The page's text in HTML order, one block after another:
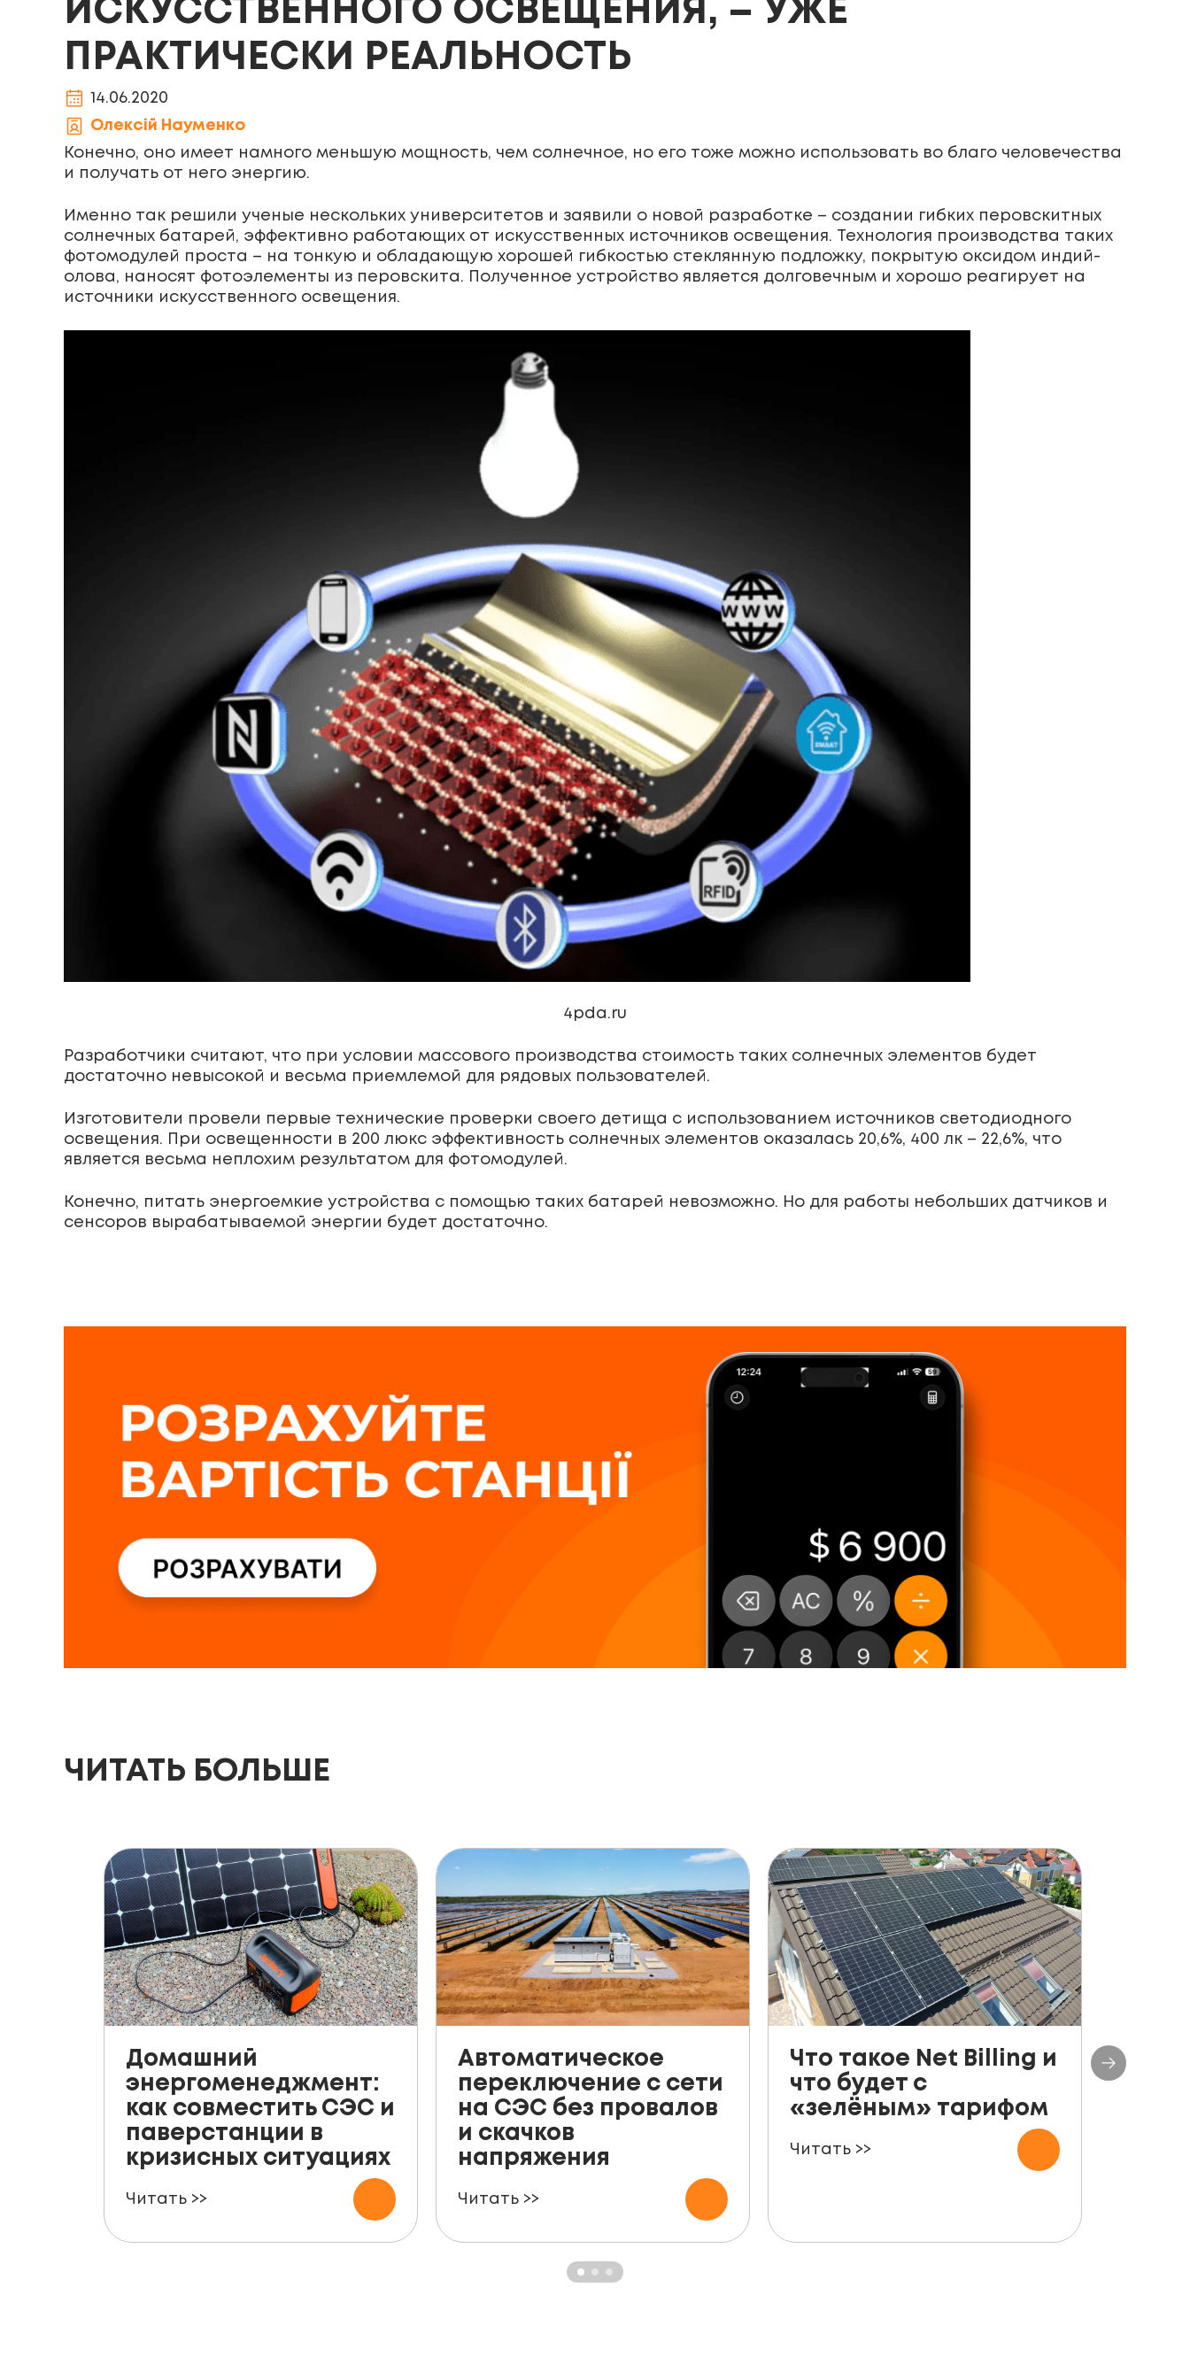
ИСКУССТВЕННОГО ОСВЕЩЕНИЯ, – УЖЕ
ПРАКТИЧЕСКИ РЕАЛЬНОСТЬ
14.06.2020
Олексій Науменко
Конечно, оно имеет намного меньшую мощность, чем солнечное, но его тоже можно использовать во благо человечества
и получать от него энергию.
Именно так решили ученые нескольких университетов и заявили о новой разработке – создании гибких перовскитных
солнечных батарей, эффективно работающих от искусственных источников освещения. Технология производства таких
фотомодулей проста – на тонкую и обладающую хорошей гибкостью стеклянную подложку, покрытую оксидом индий-
олова, наносят фотоэлементы из перовскита. Полученное устройство является долговечным и хорошо реагирует на
источники искусственного освещения.
4pda.ru
Разработчики считают, что при условии массового производства стоимость таких солнечных элементов будет
достаточно невысокой и весьма приемлемой для рядовых пользователей.
Изготовители провели первые технические проверки своего детища с использованием источников светодиодного
освещения. При освещенности в 200 люкс эффективность солнечных элементов оказалась 20,6%, 400 лк – 22,6%, что
является весьма неплохим результатом для фотомодулей.
Конечно, питать энергоемкие устройства с помощью таких батарей невозможно. Но для работы небольших датчиков и
сенсоров вырабатываемой энергии будет достаточно.
ЧИТАТЬ БОЛЬШЕ
Домашний
энергоменеджмент:
как совместить СЭС и
паверстанции в
кризисных ситуациях
Читать >>
Автоматическое
переключение с сети
на СЭС без провалов
и скачков
напряжения
Читать >>
Что такое Net Billing и
что будет с
«зелёным» тарифом
Читать >>